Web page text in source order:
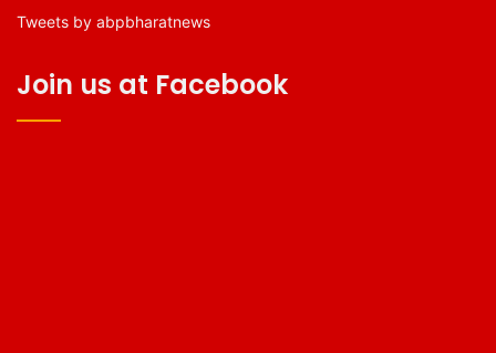
Tweets by abpbharatnews
Join us at Facebook